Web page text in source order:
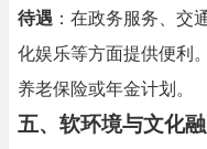
待遇 ：在政务服务、交
化娱乐等方面提供便利。
养老保险或年金计划。
五、软环境与文化